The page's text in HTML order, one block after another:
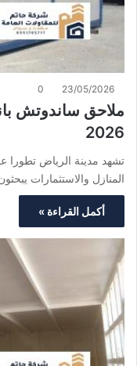
23/05/2026
0
ملاحق ساندوتش
2026
تشهد مدينة الرياض تطورا
المنازل والاستثمارات
أكمل القراءة »